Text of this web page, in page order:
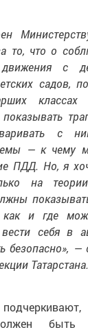
то, что о
с
садов,
классах
с
— к чему
ПДД. Но, я
на
и где
себя в
безопасно», —
Татарстана.
быть